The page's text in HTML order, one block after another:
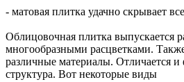
- матовая плитка удачно скрывает
Облицовочная плитка выпускается
многообразными расцветками.
различные материалы. Отличается и
структура. Вот некоторые виды